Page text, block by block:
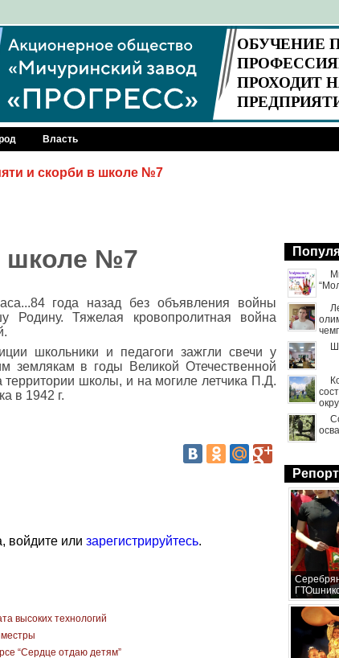
Власть
и скорби в школе №7
школе №7
года назад без объявления войны
Родину. Тяжелая кровопролитная война
школьники и педагоги зажгли свечи у
землякам в годы Великой Отечественной
школы, и на могиле летчика П.Д.
в 1942 г.
войдите или зарегистрируйтесь.
высоких технологий
“Сердце отдаю детям”